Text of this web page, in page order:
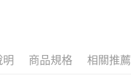
明 商品規格 相關推薦